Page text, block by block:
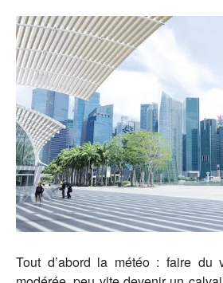
Tout d’abord la météo : faire du